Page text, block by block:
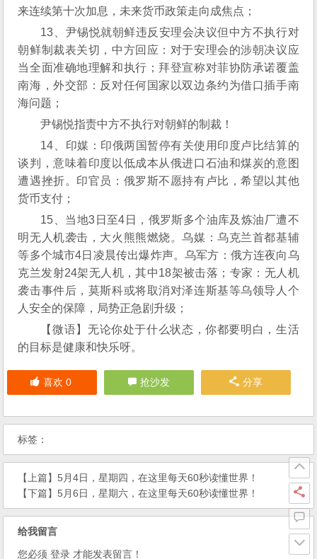
来连续第十次加息，未来货币政策走向成焦点；
13、尹锡悦就朝鲜违反安理会决议但中方不执行对
朝鲜制裁表关切，中方回应：对于安理会的涉朝决议应
当全面准确地理解和执行；拜登宣称对菲协防承诺覆盖
南海，外交部：反对任何国家以双边条约为借口插手南
海问题；
尹锡悦指责中方不执行对朝鲜的制裁！
14、印媒：印俄两国暂停有关使用印度卢比结算的
谈判，意味着印度以低成本从俄进口石油和煤炭的意图
遭遇挫折。印官员：俄罗斯不愿持有卢比，希望以其他
货币支付；
15、当地3日至4日，俄罗斯多个油库及炼油厂遭不
明无人机袭击，大火熊熊燃烧。乌媒：乌克兰首都基辅
等多个城市4日凌晨传出爆炸声。乌军方：俄方连夜向乌
克兰发射24架无人机，其中18架被击落；专家：无人机
袭击事件后，莫斯科或将取消对泽连斯基等乌领导人个
人安全的保障，局势正急剧升级；
【微语】无论你处于什么状态，你都要明白，生活
的目标是健康和快乐呀。
喜欢 0 抢沙发 分享
标签：
【上篇】5月4日，星期四，在这里每天60秒读懂世界！
【下篇】5月6日，星期六，在这里每天60秒读懂世界！
给我留言
您必须 登录 才能发表留言！